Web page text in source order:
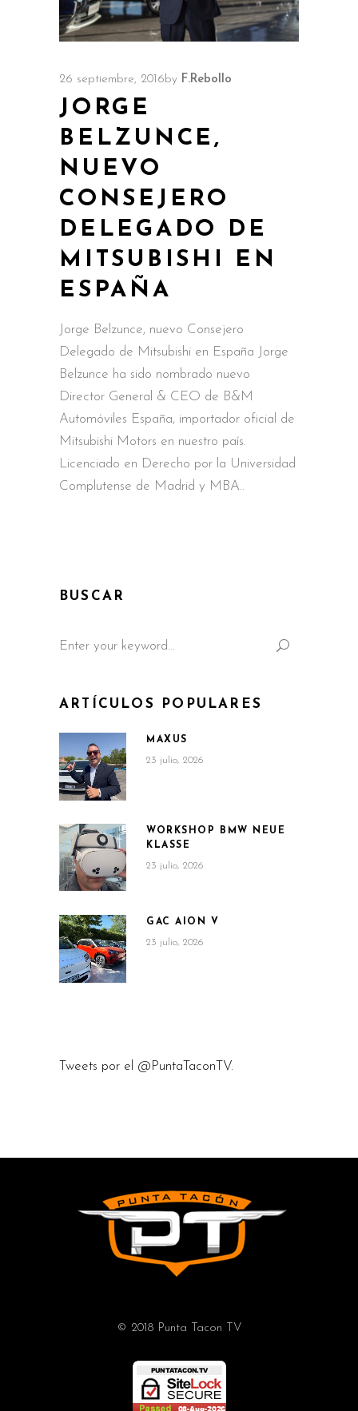
26 septiembre, 2016by F.Rebollo
JORGE
BELZUNCE,
NUEVO
CONSEJERO
DELEGADO DE
MITSUBISHI EN
ESPAÑA
Jorge Belzunce, nuevo Consejero
Delegado de Mitsubishi en España Jorge
Belzunce ha sido nombrado nuevo
Director General & CEO de B&M
Automóviles España, importador oficial de
Mitsubishi Motors en nuestro país.
Licenciado en Derecho por la Universidad
Complutense de Madrid y MBA
BUSCAR
for:
ARTÍCULOS POPULARES
MAXUS
23 julio, 2026
WORKSHOP BMW NEUE
KLASSE
23 julio, 2026
GAC AION V
23 julio, 2026
Tweets por el @PuntaTaconTV.
© 2018 Punta Tacon TV